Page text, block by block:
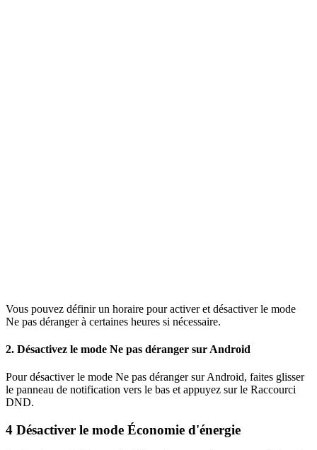
Vous pouvez définir un horaire pour activer et désactiver le mode
Ne pas déranger à certaines heures si nécessaire.
2. Désactivez le mode Ne pas déranger sur Android
Pour désactiver le mode Ne pas déranger sur Android, faites glisser
le panneau de notification vers le bas et appuyez sur le Raccourci
DND.
4 Désactiver le mode Économie d'énergie